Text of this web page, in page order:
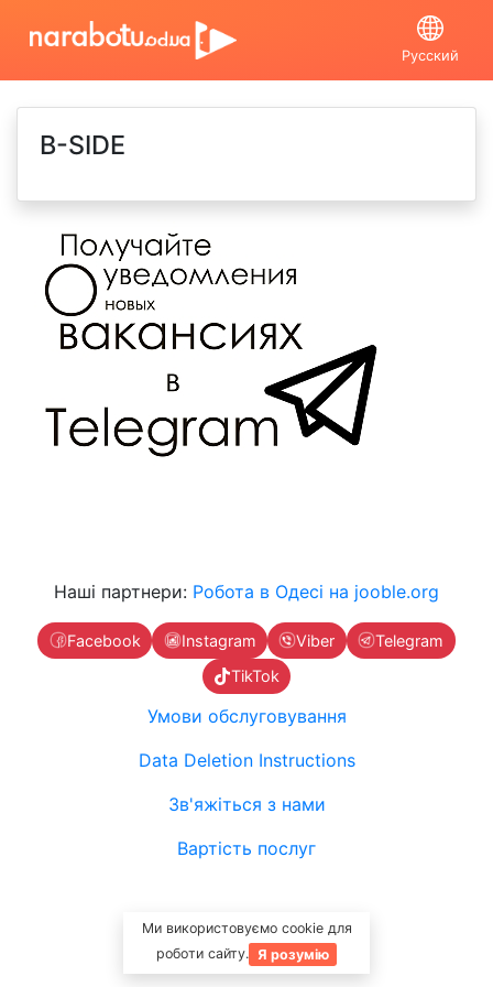
Ми використовуємо cookie для
роботи сайту. Я розумію
Русский
B-SIDE
Наші партнери: Робота в Одесі на jooble.org
Facebook Instagram Viber
Telegram
TikTok
Умови обслуговування
Data Deletion Instructions
Зв'яжіться з нами
Вартість послуг